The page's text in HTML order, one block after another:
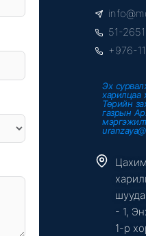
o
r
51-
+976-
Эх
харилцаа
Төрийн
газрын
- 1,
1-р